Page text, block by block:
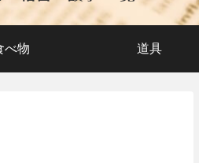
べ物 道具